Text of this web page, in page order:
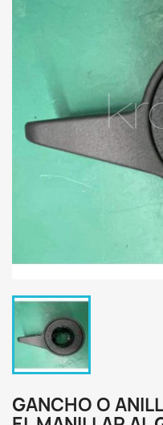
GANCHO O